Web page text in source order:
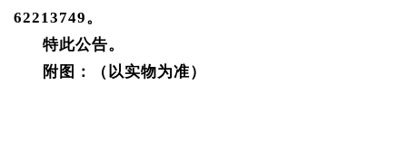
62213749。
特此公告。
附图：（以实物为准）